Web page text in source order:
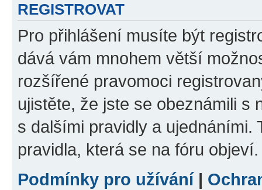
REGISTROVAT
Pro přihlášení musíte být
dává vám mnohem větší
rozšířené pravomoci
ujistěte, že jste se obeznámili s
s dalšími pravidly a ujednáními.
pravidla, která se na fóru objeví.
Podmínky pro užívání |